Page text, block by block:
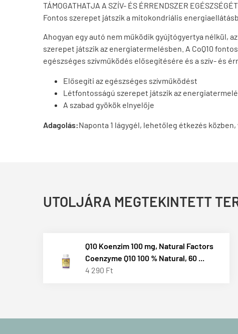
TÁMOGATHATJA A SZÍV- ÉS ÉRRENDSZER EGÉSZSÉGÉT
Fontos szerepet játszik a mitokondriális
Ahogyan egy autó nem működik gyújtógyertya nélkül,
szerepet játszik az energiatermelésben. A CoQ10
egészséges szívműködés elősegítésére és a szív- és
Elősegíti az egészséges szívműködést
Létfontosságú szerepet játszik az
A szabad gyökök elnyelője
Adagolás:Naponta 1 lágygél, lehetőleg étkezés
UTOLJÁRA MEGTEKINTETT
Q10 Koenzim 100 mg, Natural Factors
Coenzyme Q10 100 % Natural, 60 ...
4 290 Ft